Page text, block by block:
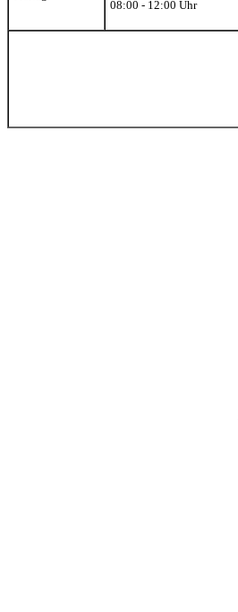
08:00 - 12:00 Uhr